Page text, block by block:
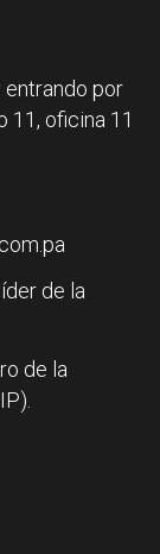
entrando por
11, oficina 11
de la
de la